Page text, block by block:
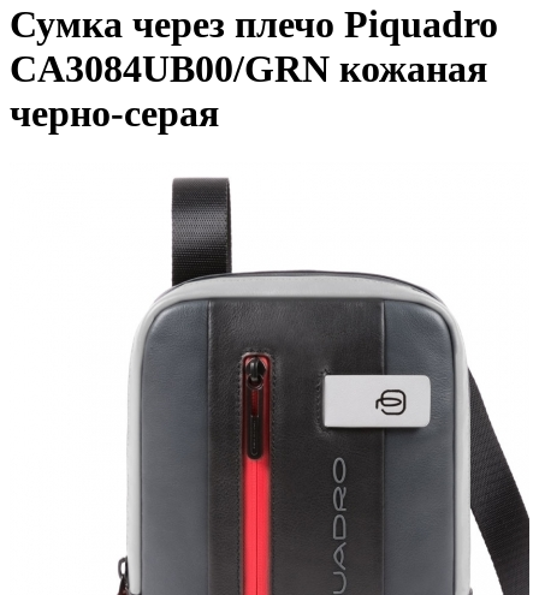
Сумка через плечо Piquadro
CA3084UB00/GRN кожаная
черно-серая